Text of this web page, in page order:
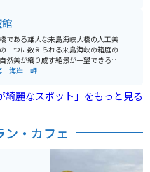
である雄大な来島海峡大橋の人工美
一つに数えられる来島海峡の箱庭の
然美が織り成す絶景が一望できるス
海の色がきれい。天気の良い日は、
｜海岸｜岬
綺麗なスポット」をもっと見る
ン・カフェ